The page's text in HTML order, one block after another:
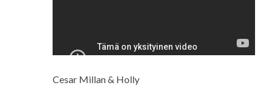
Cesar Millan & Holly